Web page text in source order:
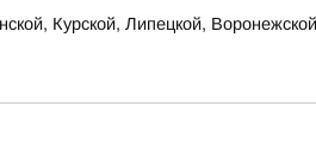
Курской, Липецкой,